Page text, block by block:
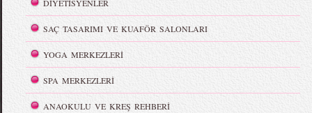
DİYETİSYENLER
SAÇ TASARIMI VE KUAFÖR SALONLARI
YOGA MERKEZLERİ
SPA MERKEZLERİ
ANAOKULU VE KREŞ REHBERİ